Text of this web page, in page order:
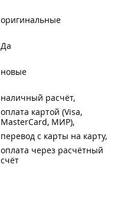
оригинальные
Да
новые
наличный расчёт
оплата картой (Visa,
MasterCard, МИР)
перевод с карты на карту
оплата через расчётный
счёт